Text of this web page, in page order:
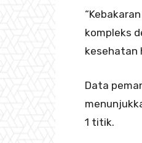
kompleks
kesehatan
Data
1 titik.